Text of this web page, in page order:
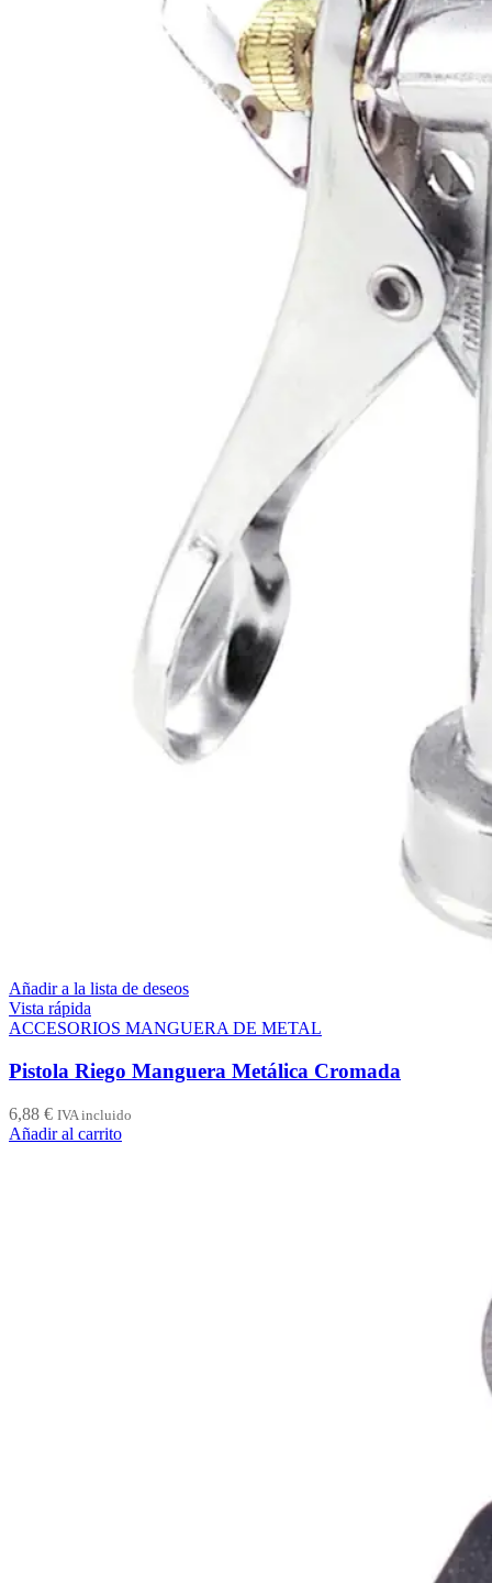
Añadir a la lista de deseos
Vista rápida
ACCESORIOS MANGUERA DE METAL
Pistola Riego Manguera Metálica Cromada
6,88 € IVA incluido
Añadir al carrito